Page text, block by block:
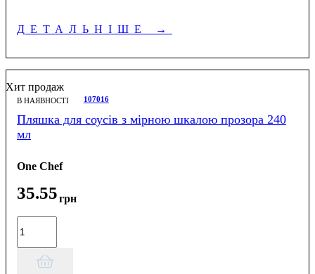
ДЕТАЛЬНІШЕ →
Хит продаж
В НАЯВНОСТІ 107016
Пляшка для соусів з мірною шкалою прозора 240
мл
One Chef
35.55грн